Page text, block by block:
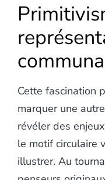
Cette fascination
marquer une
révéler des
le motif circulaire
illustrer. Au